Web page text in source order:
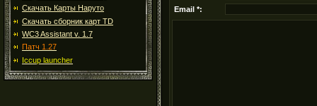
Скачать Карты Наруто
Скачать сборник карт TD
WC3 Assistant v. 1.7
Патч 1.27
Iccup launcher
Email *: